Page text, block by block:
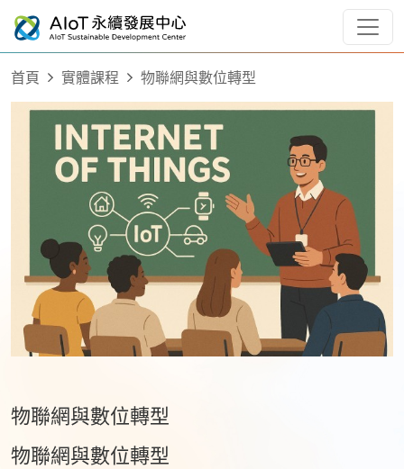
首頁 實體課程 物聯網與數位轉型
物聯網與數位轉型
物聯網與數位轉型